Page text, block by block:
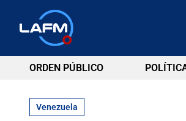
ORDEN PÚBLICO
Venezuela